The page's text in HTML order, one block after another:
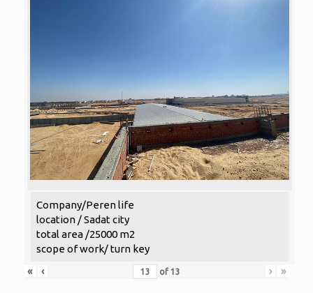
Company/Peren life
location / Sadat city
total area /25000 m2
scope of work/ turn key
«
‹ of 13 › »